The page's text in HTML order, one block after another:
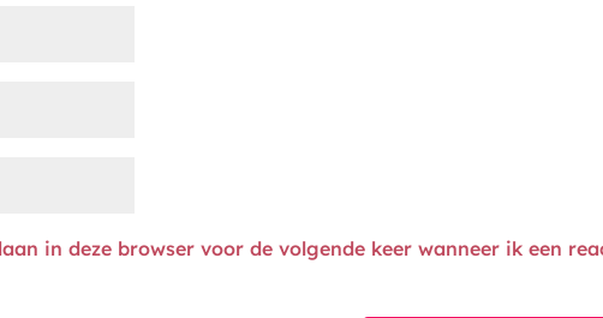
in deze browser voor de volgende keer wanneer ik een